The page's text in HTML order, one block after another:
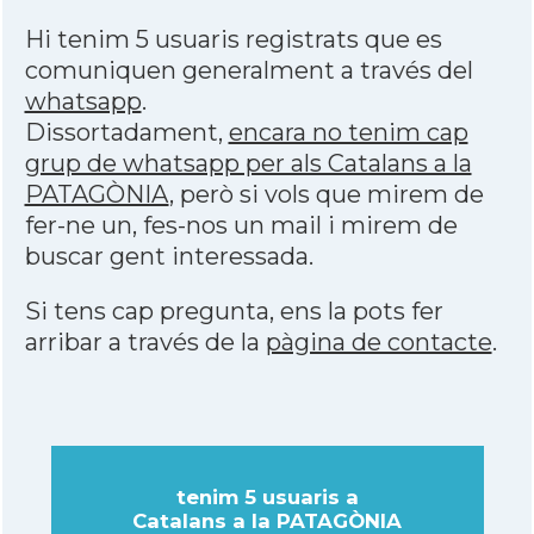
Hi tenim 5 usuaris registrats que es
comuniquen generalment a través del
whatsapp.
Dissortadament, encara no tenim cap
grup de whatsapp per als Catalans a la
PATAGÒNIA, però si vols que mirem de
fer-ne un, fes-nos un mail i mirem de
buscar gent interessada.
Si tens cap pregunta, ens la pots fer
arribar a través de la pàgina de contacte.
tenim 5 usuaris a
Catalans a la PATAGÒNIA